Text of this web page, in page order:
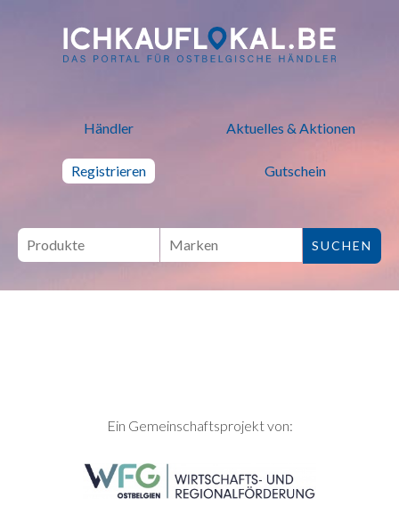
ich kauf lokal - Bei lokalen
Händler Aktuelles & Aktionen
Registrieren Gutschein
SEITENFUSSEin Gemeinschaftsprojekt von: